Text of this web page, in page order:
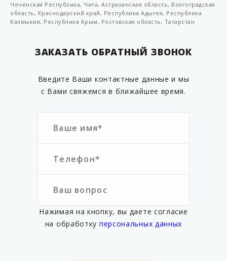
VGCHRS-001-125-110-006
VGCHRS-02.50/02-50-L
VGCHRS-02.65-54
VGCHRS-02.90
VGCHRS-03-050-EIF
VGCHRS-03-090-EIF
Чеченская Республика, Чита, Астраханская область, Волгоградская
область, Краснодарский край, Республика Адыгея, Республика
Калмыкия, Республика Крым, Ростовская область, Татарстан
ЗАКАЗАТЬ ОБРАТНЫЙ ЗВОНОК
Введите Ваши контактные данные и мы
с Вами свяжемся в ближайшее время.
Нажимая на кнопку, вы даете согласие
на обработку персональных данных